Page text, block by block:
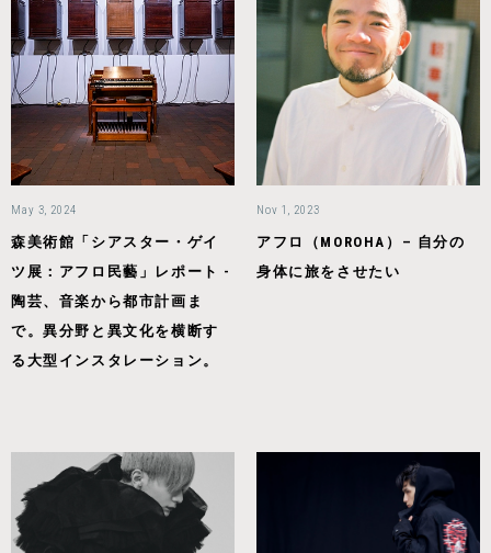
May 3, 2024
森美術館「シアスター・ゲイ
ツ展：アフロ民藝」レポート -
陶芸、音楽から都市計画ま
で。異分野と異文化を横断す
る大型インスタレーション。
Nov 1, 2023
アフロ（MOROHA）– 自分の
身体に旅をさせたい